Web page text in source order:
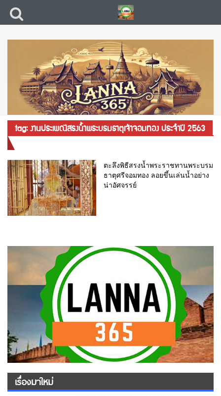
tag: งานประเพณีสรงน้ำพระบรมธาตุเจ้าจอมทอง ประจำปี 2563
ตะลึงพิธีสรงน้ำพระราชทานพระบรม
ธาตุศรีจอมทอง ลอยขึ้นเล่นน้ำอย่าง
น่าอัศจรรย์
เรื่องมาใหม่